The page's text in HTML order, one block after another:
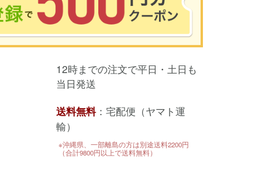
物の前のご登録がおすすめです。
て簡単に会員登録＆ログインすることも可能です。
12時までの注文で平日・土日も
当日発送
送料無料：宅配便（ヤマト運
輸）
※沖縄県、一部離島の方は別途送料2200円
（合計9800円以上で送料無料）